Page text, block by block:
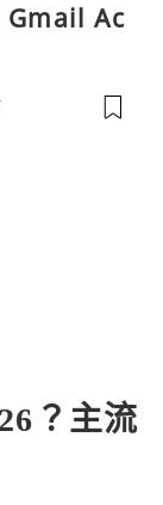
Ac
？主流